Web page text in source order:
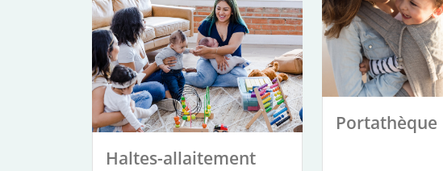
Haltes-allaitement
Portathèque